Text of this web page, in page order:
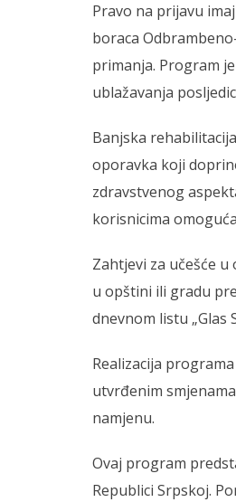
Pravo na prijavu
boraca
primanja. Program
ublažavanja
Banjska
oporavka koji
zdravstvenog
korisnicima
Zahtjevi za učešće
u opštini ili gradu
dnevnom listu „Glas
Realizacija
utvrđenim
namjenu.
Ovaj program
Republici Srpskoj.